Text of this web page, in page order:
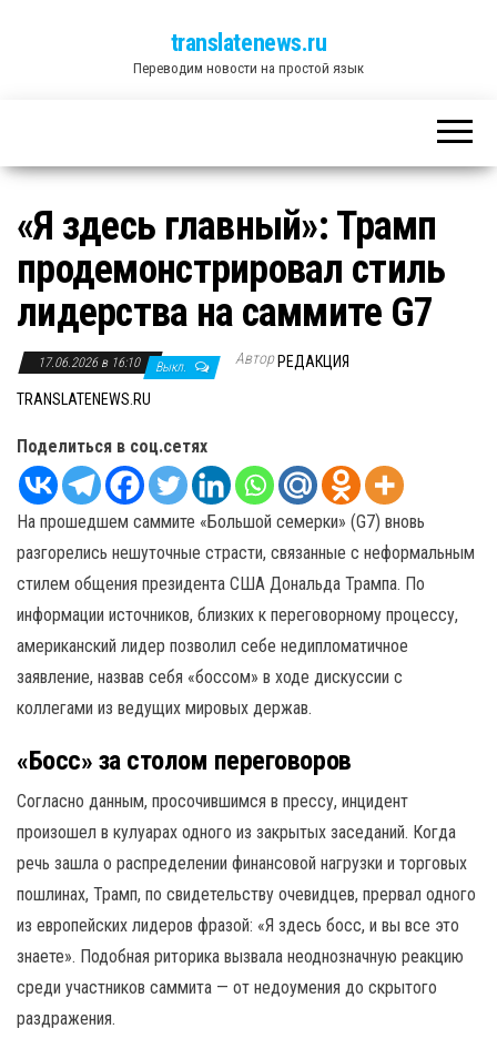
translatenews.ru
Переводим новости на простой язык
«Я здесь главный»: Трамп
продемонстрировал стиль
лидерства на саммите G7
17.06.2026 в 16:10 Выкл. Автор РЕДАКЦИЯ
TRANSLATENEWS.RU
Поделиться в соц.сетях
На прошедшем саммите «Большой семерки» (G7) вновь
разгорелись нешуточные страсти, связанные с неформальным
стилем общения президента США Дональда Трампа. По
информации источников, близких к переговорному процессу,
американский лидер позволил себе недипломатичное
заявление, назвав себя «боссом» в ходе дискуссии с
коллегами из ведущих мировых держав.
«Босс» за столом переговоров
Согласно данным, просочившимся в прессу, инцидент
произошел в кулуарах одного из закрытых заседаний. Когда
речь зашла о распределении финансовой нагрузки и торговых
пошлинах, Трамп, по свидетельству очевидцев, прервал одного
из европейских лидеров фразой: «Я здесь босс, и вы все это
знаете». Подобная риторика вызвала неоднозначную реакцию
среди участников саммита — от недоумения до скрытого
раздражения.